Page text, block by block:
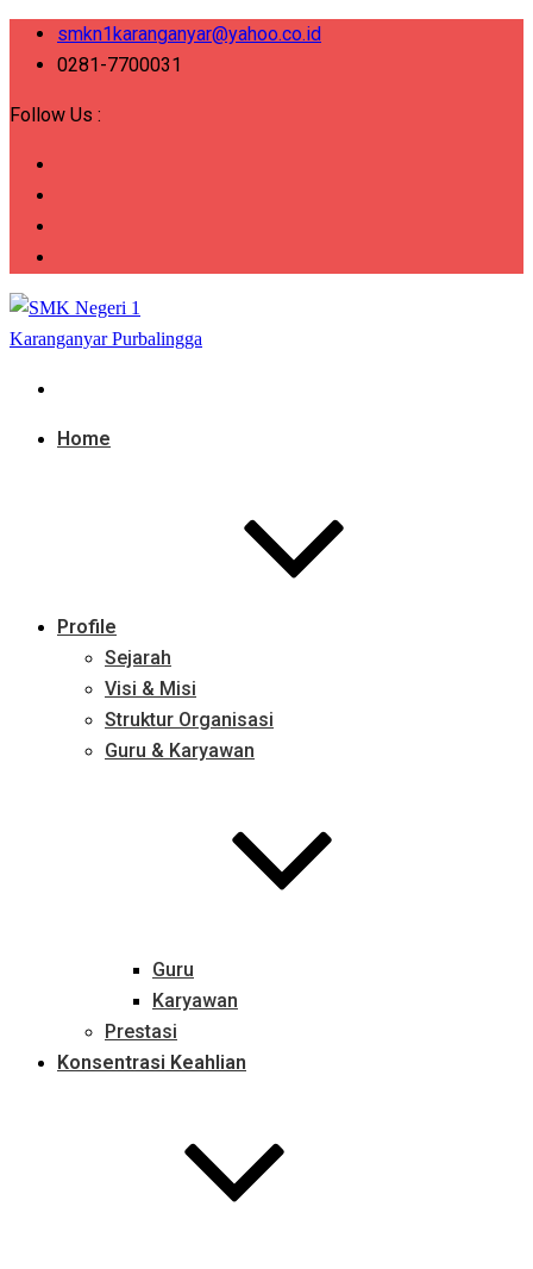
smkn1karanganyar@yahoo.co.id
0281-7700031
Follow Us :
Home
Profile
Sejarah
Visi & Misi
Struktur Organisasi
Guru & Karyawan
Guru
Karyawan
Prestasi
Konsentrasi Keahlian